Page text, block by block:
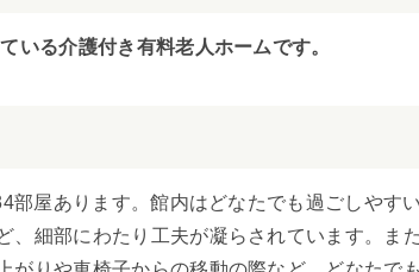
いる介護付き有料老人ホームです。
屋あります。館内はどなたでも過ごしやす
細部にわたり工夫が凝らされています。ま